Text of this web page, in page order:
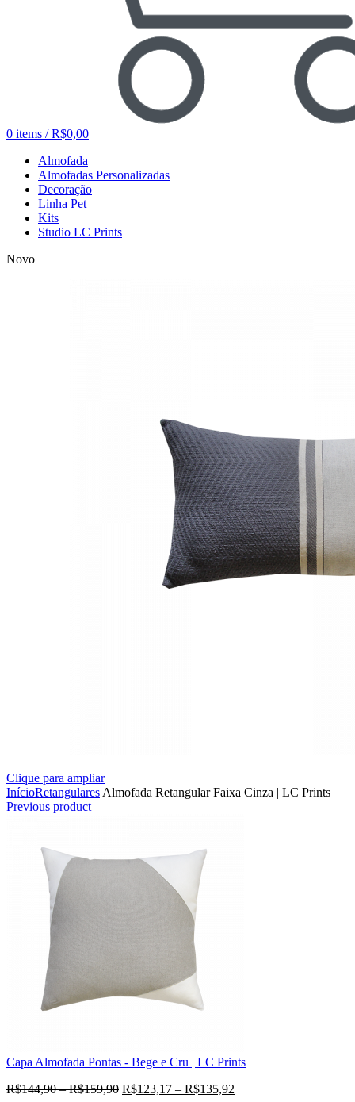
0 items / R$0,00
Almofada
Almofadas Personalizadas
Decoração
Linha Pet
Kits
Studio LC Prints
Novo
Clique para ampliar
InícioRetangulares Almofada Retangular Faixa Cinza | LC Prints
Previous product
Capa Almofada Pontas - Bege e Cru | LC Prints
R$144,90–R$159,90 R$123,17 – R$135,92